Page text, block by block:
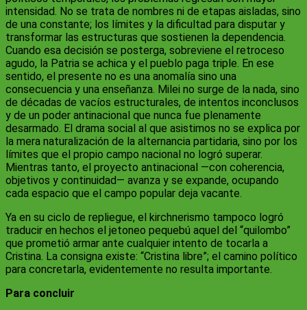
intensidad. No se trata de nombres ni de etapas aisladas, sino
de una constante; los límites y la dificultad para disputar y
transformar las estructuras que sostienen la dependencia.
Cuando esa decisión se posterga, sobreviene el retroceso
agudo, la Patria se achica y el pueblo paga triple. En ese
sentido, el presente no es una anomalía sino una
consecuencia y una enseñanza. Milei no surge de la nada, sino
de décadas de vacíos estructurales, de intentos inconclusos
y de un poder antinacional que nunca fue plenamente
desarmado. El drama social al que asistimos no se explica por
la mera naturalización de la alternancia partidaria, sino por los
límites que el propio campo nacional no logró superar.
Mientras tanto, el proyecto antinacional —con coherencia,
objetivos y continuidad— avanza y se expande, ocupando
cada espacio que el campo popular deja vacante.
Ya en su ciclo de repliegue, el kirchnerismo tampoco logró
traducir en hechos el jetoneo pequebú aquel del “quilombo”
que prometió armar ante cualquier intento de tocarla a
Cristina. La consigna existe: “Cristina libre”; el camino político
para concretarla, evidentemente no resulta importante.
Para concluir